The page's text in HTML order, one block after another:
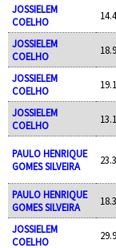
JOSSIELEM
COELHO
JOSSIELEM
COELHO
JOSSIELEM
COELHO
JOSSIELEM
COELHO
PAULO HENRIQUE
GOMES SILVEIRA
PAULO HENRIQUE
GOMES SILVEIRA
JOSSIELEM
COELHO